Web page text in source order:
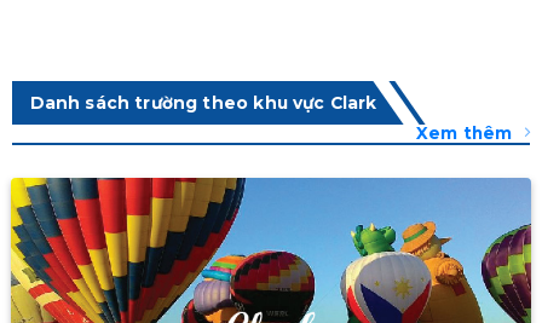
Danh sách trường theo khu vực Clark
Xem thêm